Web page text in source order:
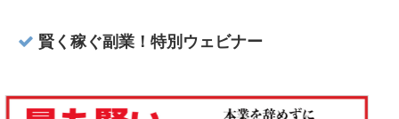
賢く稼ぐ副業！特別ウェビナー